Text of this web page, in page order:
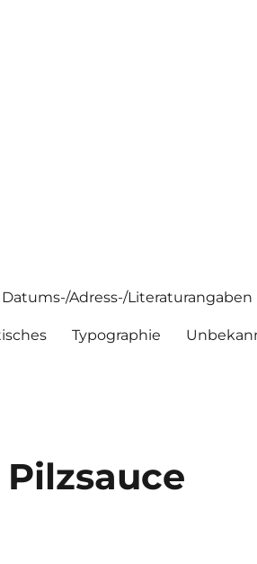
Datums-/Adress-/Literaturangaben
Typographie